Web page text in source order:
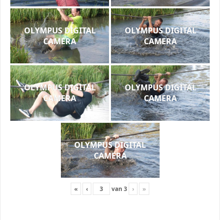
OLYMPUS DIGITAL
CAMERA
OLYMPUS DIGITAL
CAMERA
OLYMPUS DIGITAL
CAMERA
OLYMPUS DIGITAL
CAMERA
OLYMPUS DIGITAL
CAMERA
« ‹ van 3 › »